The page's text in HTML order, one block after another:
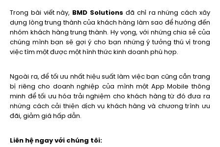
Trong bài viết này, BMD Solutions đã chỉ ra những cách xây
dựng lòng trung thành của khách hàng làm sao để hướng đến
nhóm khách hàng trung thành. Hy vọng, với những chia sẻ của
chúng mình bạn sẽ gợi ý cho bạn những ý tưởng thú vị trong
việc tìm một được một hình thức kinh doanh phù hợp.
Ngoài ra, để tối ưu nhất hiệu suất làm việc bạn cũng cần trang
bị riêng cho doanh nghiệp của mình một App Mobile thông
minh để tối ưu hóa trải nghiệm cho khách hàng từ đó đưa ra
những cách cải thiện dịch vụ khách hàng và chương trình ưu
đãi, giảm giá hấp dẫn.
Liên hệ ngay với chúng tôi: